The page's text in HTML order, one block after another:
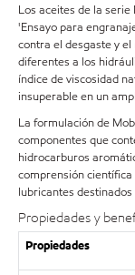
Los aceites de la serie
'Ensayo para
contra el desgaste y
diferentes a los
índice de viscosidad
insuperable en un
La formulación de
componentes que
hidrocarburos
comprensión
lubricantes
Propiedades y
Propiedades